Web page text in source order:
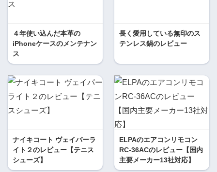
４年使い込んだ本革の
iPhoneケースのメンテナン
ス
長く愛用している無印のス
テンレス鍋のレビュー
ナイキコート ヴェイパーラ
イト２のレビュー【テニス
シューズ】
ELPAのエアコンリモコン
RC-36ACのレビュー【国内
主要メーカー13社対応】